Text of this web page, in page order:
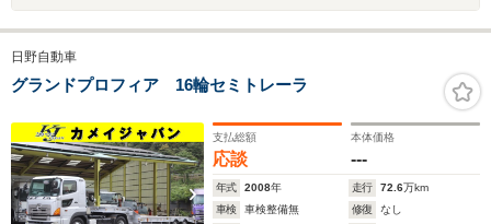
日野自動車
グランドプロフィア 16輪セミトレーラ
支払総額
応談
本体価格
---
年式 2008年 走行 72.6万km
車検
車検整備無 修復
なし